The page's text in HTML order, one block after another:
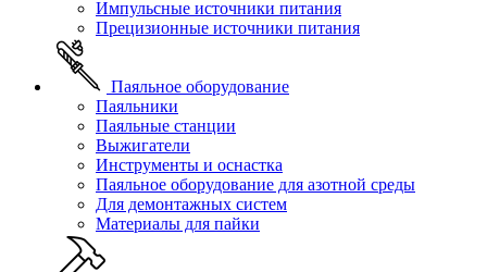
Импульсные источники питания
Прецизионные источники питания
Паяльное оборудование
Паяльники
Паяльные станции
Выжигатели
Инструменты и оснастка
Паяльное оборудование для азотной среды
Для демонтажных систем
Материалы для пайки